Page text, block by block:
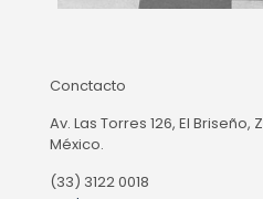
Conctacto
Av. Las Torres 126, El
México.
(33) 3122 0018